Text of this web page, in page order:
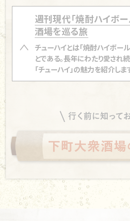
【兵庫・姫路「あけぼのストアー」】
うこの店は“AKB”と呼ばれている
【大阪・海老江「人見酒店」】挨拶
さん。3つの声が飛び交う心地よさ
【大阪・天下茶屋「桝屋酒店」】手
屋とシェアキッチン」】昔の横浜
【大阪・岸和田「山長酒店」】料理
甘く、ときに辛口 名物親子は福
い明治からの物語 仲良し兄弟
客も家族の一員
週刊現代「焼酎ハイボー
酒場を巡る旅
チューハイとは「焼酎ハイボール
とである。長年にわたり愛され
「チューハイ」の魅力を紹介しま
【青砥「もつ焼き 小江戸」】名店の
【浅草「もつくし」】オープンエアの
品もつ料理と「焼酎ハイボール」
【東十条「立呑酒飯 えいちや」】期
みの数々に「焼酎ハイボール」
【上板橋「酒場ワタナベ」】
「焼
カウンターに座ろう！
下町酒場はカウンターが中心。ご
主人を囲んで常連さんがいっぱい